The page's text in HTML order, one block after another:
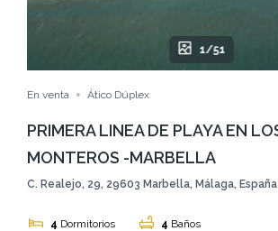
1/51
En venta Ático Dúplex
PRIMERA LINEA DE PLAYA EN
MONTEROS -MARBELLA
C. Realejo, 29, 29603 Marbella, Málaga, España
4 Dormitorios 4 Baños